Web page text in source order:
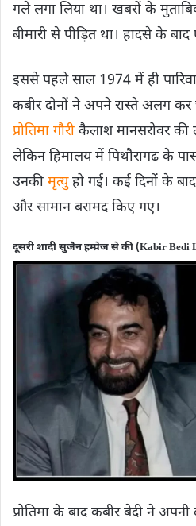
गले लगा लिया था। खबरों के मुताबिक
बीमारी से पीड़ि‍त था। हादसे के
इससे पहले साल 1974 में ही
कबीर दोनों ने अपने रास्‍ते अलग
प्रोतिमा गौरी कैलाश मानसरोवर की
लेकिन हिमालय में पिथौरागढ के
उनकी मृत्युहो गई। कई दिनों के
और सामान बरामद किए गए।
दूसरी शादी सुजैन हम्प्रेज से की (Kabir Bedi
प्रोतिमा के बाद कबीर बेदी ने अपनी